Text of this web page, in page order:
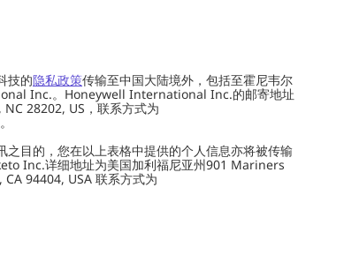
技的隐私政策传输至中国大陆境外，包括至霍尼韦尔
Inc.。Honeywell International Inc.的邮寄地址
28202, US，联系方式为
。
之目的，您在以上表格中提供的个人信息亦将被传输
Inc.详细地址为美国加利福尼亚州901 Mariners
94404, USA 联系方式为